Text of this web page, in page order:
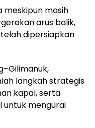
meskipun masih
arus balik,
dipersiapkan
langkah strategis
kapal, serta
untuk mengurai